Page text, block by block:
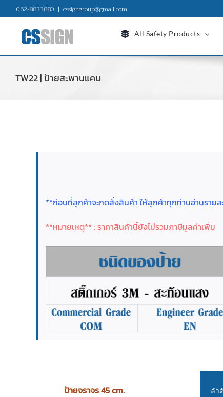
to
content
062-8833880 | cssigngroup@gmail.com
All Safety Products
TW22 | ป้ายสะพานแคบ
**ก่อนที่ลูกค้าจะกดสั่งสินค้า ให้ลูกค้าทุกท่านอ่านราย
**หมายเหตุ** : ราคาสินค้านี้ยังไม่รวมภาษีมูลค่าเพิ่ม
ป้ายจราจร 45 cm. ลำ